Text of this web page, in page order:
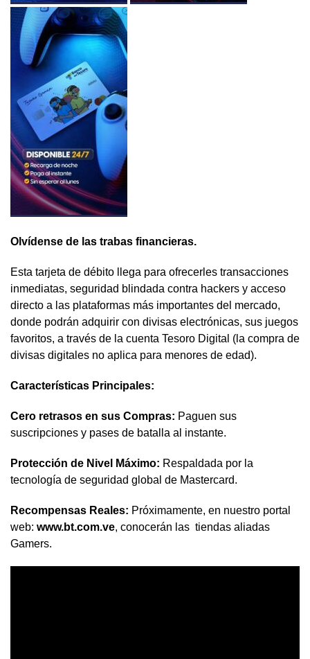
Olvídense de las trabas financieras.
Esta tarjeta de débito llega para ofrecerles transacciones
inmediatas, seguridad blindada contra hackers y acceso
directo a las plataformas más importantes del mercado,
donde podrán adquirir con divisas electrónicas, sus juegos
favoritos, a través de la cuenta Tesoro Digital (la compra de
divisas digitales no aplica para menores de edad).
Características Principales:
Cero retrasos en sus Compras: Paguen sus
suscripciones y pases de batalla al instante.
Protección de Nivel Máximo: Respaldada por la
tecnología de seguridad global de Mastercard.
Recompensas Reales: Próximamente, en nuestro portal
web: www.bt.com.ve, conocerán las tiendas aliadas
Gamers.